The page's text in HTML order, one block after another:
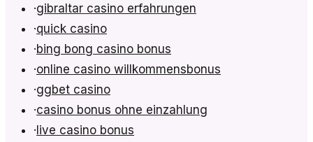
·gibraltar casino erfahrungen
·quick casino
·bing bong casino bonus
·online casino willkommensbonus
·ggbet casino
·casino bonus ohne einzahlung
·live casino bonus